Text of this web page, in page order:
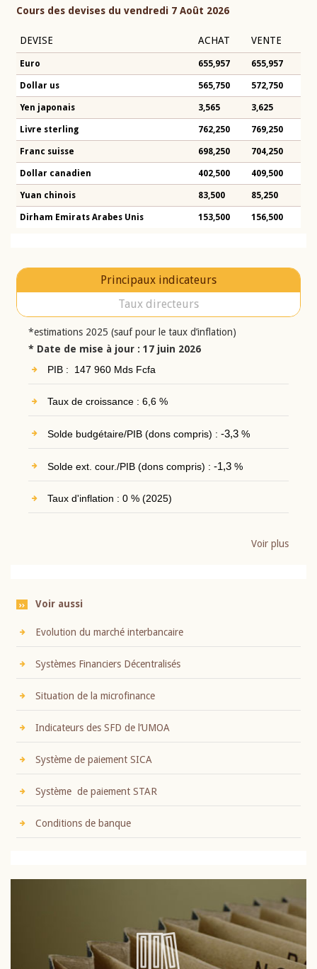
Cours des devises du vendredi 7 Août 2026
DEVISE ACHAT VENTE
Euro 655,957 655,957
Dollar us 565,750 572,750
Yen japonais 3,565 3,625
Livre sterling 762,250 769,250
Franc suisse 698,250 704,250
Dollar canadien 402,500 409,500
Yuan chinois 83,500 85,250
Dirham Emirats Arabes Unis 153,500 156,500
Principaux indicateurs
Taux directeurs
*estimations 2025 (sauf pour le taux d’inflation)
* Date de mise à jour : 17 juin 2026
PIB : 147 960 Mds Fcfa
Taux de croissance : 6,6 %
Solde budgétaire/PIB (dons compris) : -3,3%
Solde ext. cour./PIB (dons compris) : -1,3%
Taux d'inflation : 0 % (2025)
Voir plus
Voir aussi
Evolution du marché interbancaire
Systèmes Financiers Décentralisés
Situation de la microfinance
Indicateurs des SFD de l’UMOA
Système de paiement SICA
Système de paiement STAR
Conditions de banque